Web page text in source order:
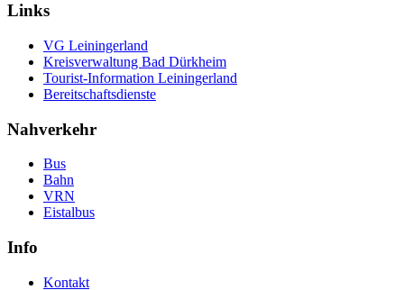
Links
VG Leiningerland
Kreisverwaltung Bad Dürkheim
Tourist-Information Leiningerland
Bereitschaftsdienste
Nahverkehr
Bus
Bahn
VRN
Eistalbus
Info
Kontakt